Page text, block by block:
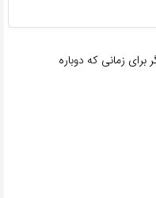
زمانی که دوباره